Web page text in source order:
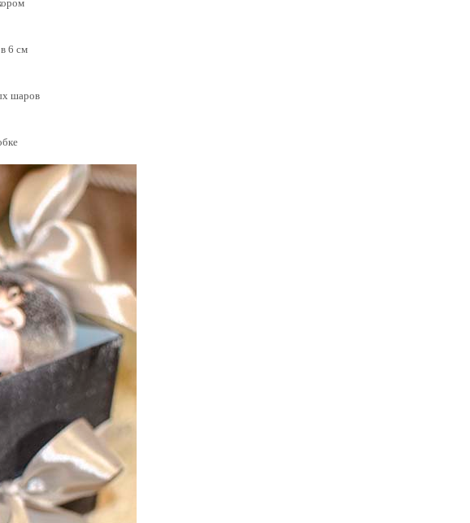
6 см
шаров